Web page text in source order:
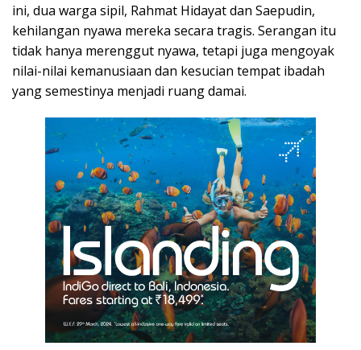
ini, dua warga sipil, Rahmat Hidayat dan Saepudin,
kehilangan nyawa mereka secara tragis. Serangan itu
tidak hanya merenggut nyawa, tetapi juga mengoyak
nilai-nilai kemanusiaan dan kesucian tempat ibadah
yang semestinya menjadi ruang damai.